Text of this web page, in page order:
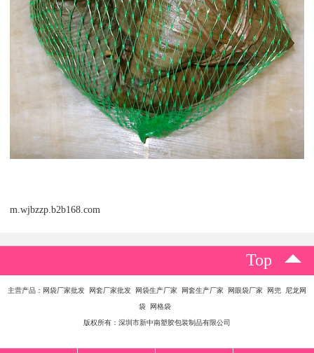
m.wjbzzp.b2b168.com
Top
主营产品：网袋厂家批发 网套厂家批发 网袋生产厂家 网套生产厂家 网眼袋厂家 网兜 尼龙网
袋 网格袋
版权所有：深圳市新中南塑胶包装制品有限公司